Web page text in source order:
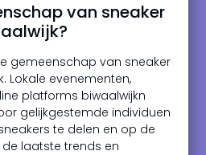
van sneaker
gemeenschap van sneaker
Lokale evenementen,
platforms biwaalwijkn
gelijkgestemde individuen
te delen en op de
laatste trends en